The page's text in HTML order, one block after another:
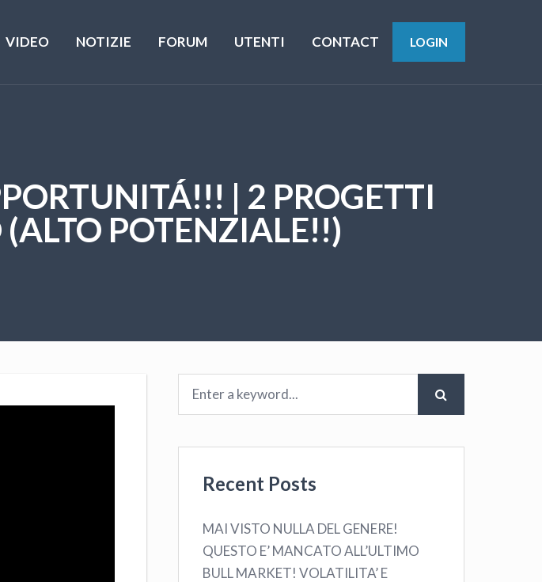
VIDEO NOTIZIE FORUM UTENTI CONTACT LOGIN
| 2 PROGETTI
(ALTO POTENZIALE!!)
Recent Posts
MAI VISTO NULLA DEL GENERE!
QUESTO E’ MANCATO ALL’ULTIMO
BULL MARKET! VOLATILITA’ E